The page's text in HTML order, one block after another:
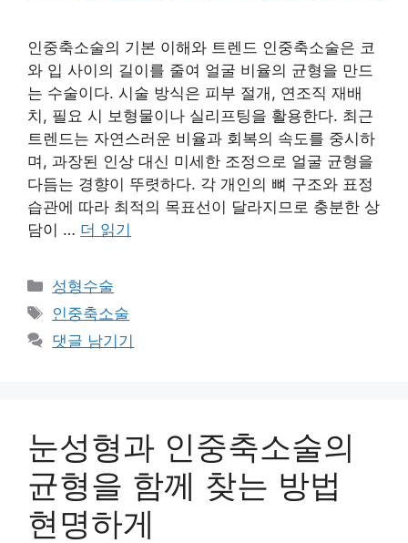
인중축소술의 기본 이해와 트렌드 인중축소술은 코
와 입 사이의 길이를 줄여 얼굴 비율의 균형을 만드
는 수술이다. 시술 방식은 피부 절개, 연조직 재배
치, 필요 시 보형물이나 실리프팅을 활용한다. 최근
트렌드는 자연스러운 비율과 회복의 속도를 중시하
며, 과장된 인상 대신 미세한 조정으로 얼굴 균형을
다듬는 경향이 뚜렷하다. 각 개인의 뼈 구조와 표정
습관에 따라 최적의 목표선이 달라지므로 충분한 상
담이 … 더 읽기
카
테
리
성형수술
태
그
인중축소술
댓글 남기기
눈성형과 인중축소술의
균형을 함께 찾는 방법
현명하게